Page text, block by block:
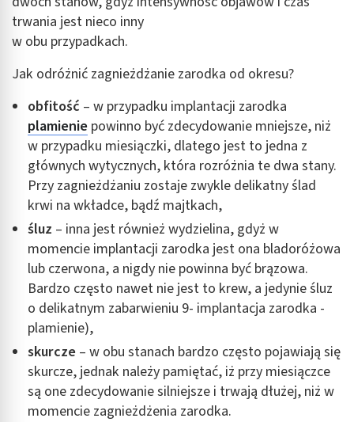
trwania jest nieco inny
w obu przypadkach.
Jak odróżnić zagnieżdżanie zarodka od okresu?
obfitość – w przypadku implantacji zarodka
plamienie powinno być zdecydowanie mniejsze, niż
w przypadku miesiączki, dlatego jest to jedna z
głównych wytycznych, która rozróżnia te dwa stany.
Przy zagnieżdżaniu zostaje zwykle delikatny ślad
krwi na wkładce, bądź majtkach,
śluz – inna jest również wydzielina, gdyż w
momencie implantacji zarodka jest ona bladoróżowa
lub czerwona, a nigdy nie powinna być brązowa.
Bardzo często nawet nie jest to krew, a jedynie śluz
o delikatnym zabarwieniu 9- implantacja zarodka -
plamienie),
skurcze – w obu stanach bardzo często pojawiają się
skurcze, jednak należy pamiętać, iż przy miesiączce
są one zdecydowanie silniejsze i trwają dłużej, niż w
momencie zagnieżdżenia zarodka.